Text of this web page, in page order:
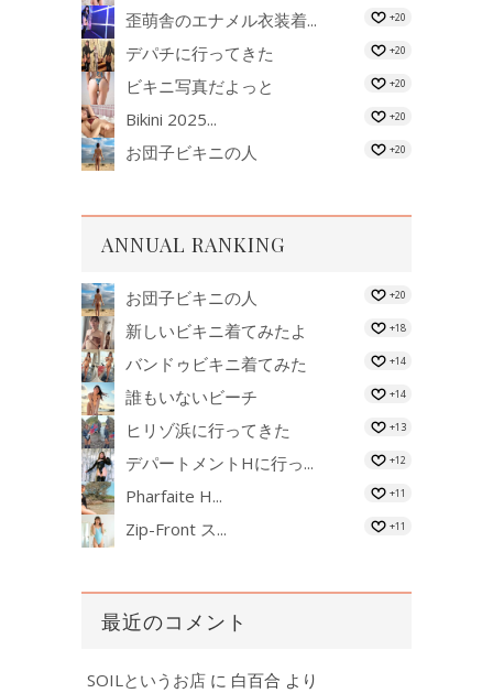
歪萌舎のエナメル衣装着... +20
デパチに行ってきた +20
ビキニ写真だよっと +20
Bikini 2025... +20
お団子ビキニの人 +20
ANNUAL RANKING
お団子ビキニの人 +20
新しいビキニ着てみたよ +18
バンドゥビキニ着てみた +14
誰もいないビーチ +14
ヒリゾ浜に行ってきた +13
デパートメントHに行っ... +12
Pharfaite H... +11
Zip-Front ス... +11
最近のコメント
SOILというお店 に 白百合 より